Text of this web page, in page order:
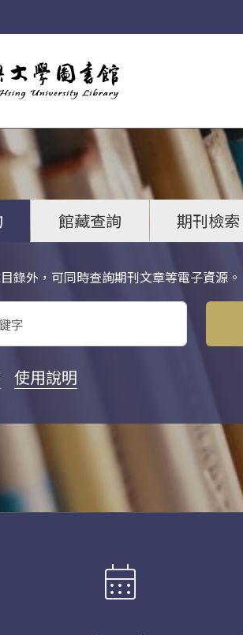
館藏查詢 期刊檢索
錄外，可同時查詢期刊文章等電子資源。
使用說明
calendar_month